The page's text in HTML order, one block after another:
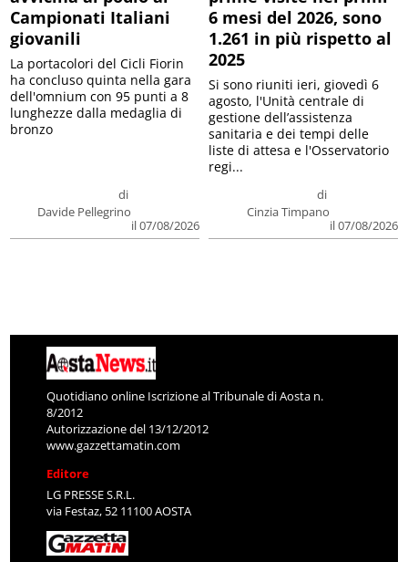
Campionati Italiani
giovanili
di
Davide Pellegrino
il 07/08/2026
La portacolori del Cicli Fiorin
ha concluso quinta nella gara
dell'omnium con 95 punti a 8
lunghezze dalla medaglia di
bronzo
6 mesi del 2026, sono
1.261 in più rispetto al
2025
di
Cinzia Timpano
il 07/08/2026
Si sono riuniti ieri, giovedì 6
agosto, l'Unità centrale di
gestione dell’assistenza
sanitaria e dei tempi delle
liste di attesa e l'Osservatorio
regi...
Quotidiano online Iscrizione al Tribunale di Aosta n.
8/2012
Autorizzazione del 13/12/2012
www.gazzettamatin.com
Editore
LG PRESSE S.R.L.
via Festaz, 52 11100 AOSTA